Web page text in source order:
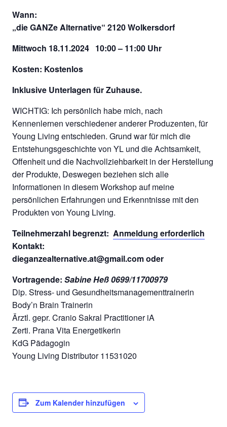
Wann:
„die GANZe Alternative“ 2120 Wolkersdorf
Mittwoch 18.11.2024 10:00 – 11:00 Uhr
Kosten: Kostenlos
Inklusive Unterlagen für Zuhause.
WICHTIG: Ich persönlich habe mich, nach
Kennenlernen verschiedener anderer Produzenten, für
Young Living entschieden. Grund war für mich die
Entstehungsgeschichte von YL und die Achtsamkeit,
Offenheit und die Nachvollziehbarkeit in der Herstellung
der Produkte, Deswegen beziehen sich alle
Informationen in diesem Workshop auf meine
persönlichen Erfahrungen und Erkenntnisse mit den
Produkten von Young Living.
Teilnehmerzahl begrenzt: Anmeldung erforderlich
Kontakt:
dieganzealternative.at@gmail.com oder
Vortragende: Sabine Heß 0699/11700979
Dip. Stress- und Gesundheitsmanagementtrainerin
Body’n Brain Trainerin
Ärztl. gepr. Cranio Sakral Practitioner iA
Zerti. Prana Vita Energetikerin
KdG Pädagogin
Young Living Distributor 11531020
Zum Kalender hinzufügen